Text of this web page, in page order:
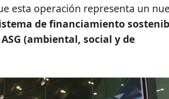
esta operación representa un
de financiamiento
(ambiental, social y de